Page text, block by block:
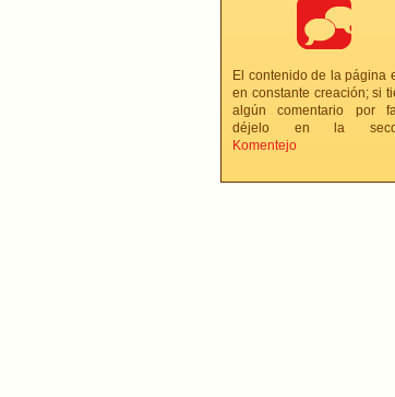
El contenido de la página
en constante creación; si
algún comentario por
déjelo en la
Komentejo